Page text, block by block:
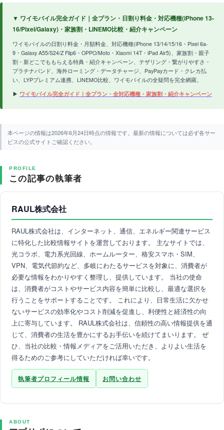
▼ ワイモバイル完全ガイド｜全プラン・日割り料金・対応機種(iPhone 13-
16/Pixel/Galaxy)・家族割・LINEMO比較・紹介キャンペーン
ワイモバイルの日割り料金・月額料金、対応機種(iPhone 13/14/15/16・Pixel 6a-
9・Galaxy A55/S24/Z Flip6・OPPO/Moto・Xiaomi 14T・iPad Air5)、家族割・親子
割・新どこでももらえる特典・紹介キャンペーン、テザリング・繋がりやすさ・
プラチナバンド、海外ローミング・データチャージ、PayPayカード・クレカ払
い、LYPプレミアム連携、LINEMO比較、ワイモバイルの全疑問を完全網羅。
▶ ワイモバイル完全ガイド｜全プラン・全対応機種・家族割・紹介キャンペーン
本ページの情報は2026年6月24日時点の情報です。最新の情報については必ず各サー
ビスの公式サイトご確認ください。
PROFILE
この記事の執筆者
RAUL株式会社
RAUL株式会社は、インターネット、通信、エネルギー関連サービス
に特化した比較情報サイトを運営しております。 主なサイトでは、
光コラボ、電力系光回線、ホームルーター、格安スマホ・SIM、
VPN、電気代節約など、多岐にわたるサービスを対象に、消費者が
必要な情報をわかりやすく整理し、提供しています。 当社の使命
は、消費者がコストやサービス内容を簡単に比較し、最適な選択を
行うことをサポートすることです。 これにより、日常生活に欠かせ
ないサービスの効率化やコスト削減を促進し、利便性と経済性の向
上に寄与しています。 RAUL株式会社は、信頼性の高い情報提供を通
じて、消費者の生活を豊かにするお手伝いを続けてまいります。 ぜ
ひ、当社の比較・情報メディアをご活用いただき、よりよい生活を
得るためのご参考にしていただければ幸いです。
執筆者プロフィール情報 お問い合わせ
ABOUT